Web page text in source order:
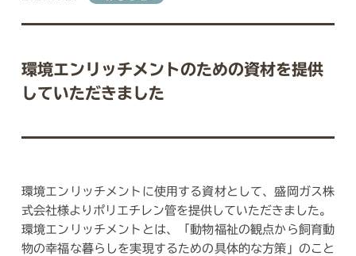
環境エンリッチメントのための資材を提供
していただきました
環境エンリッチメントに使用する資材として、盛岡ガス株
式会社様よりポリエチレン管を提供していただきました。
環境エンリッチメントとは、「動物福祉の観点から飼育動
物の幸福な暮らしを実現するための具体的な方策」のこと